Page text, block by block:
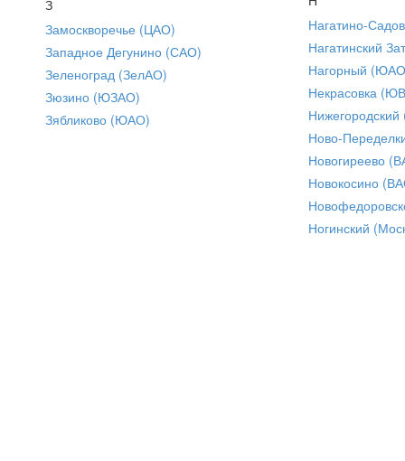
З
Замоскворечье (ЦАО)
Западное Дегунино (САО)
Зеленоград (ЗелАО)
Зюзино (ЮЗАО)
Зябликово (ЮАО)
Нагатино-
Нагатинский
Нагорный
Некрасовка
Ново-
Новогиреево
Новокосино
Ногинский